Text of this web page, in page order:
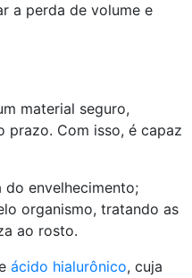
a perda de volume e
material seguro,
prazo. Com isso, é capaz
do envelhecimento;
organismo, tratando as
ao rosto.
ácido hialurônico, cuja